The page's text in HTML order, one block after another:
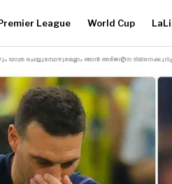
League World Cup
യാത്ര ചെയ്യുമ്പോഴുമെല്ലാം ഞാൻ അർജന്റീന